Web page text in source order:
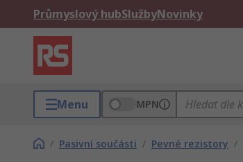
Průmyslový hubSlužbyNovinky
Menu MPN
/ Pasivní součásti / Pevné rezistory /